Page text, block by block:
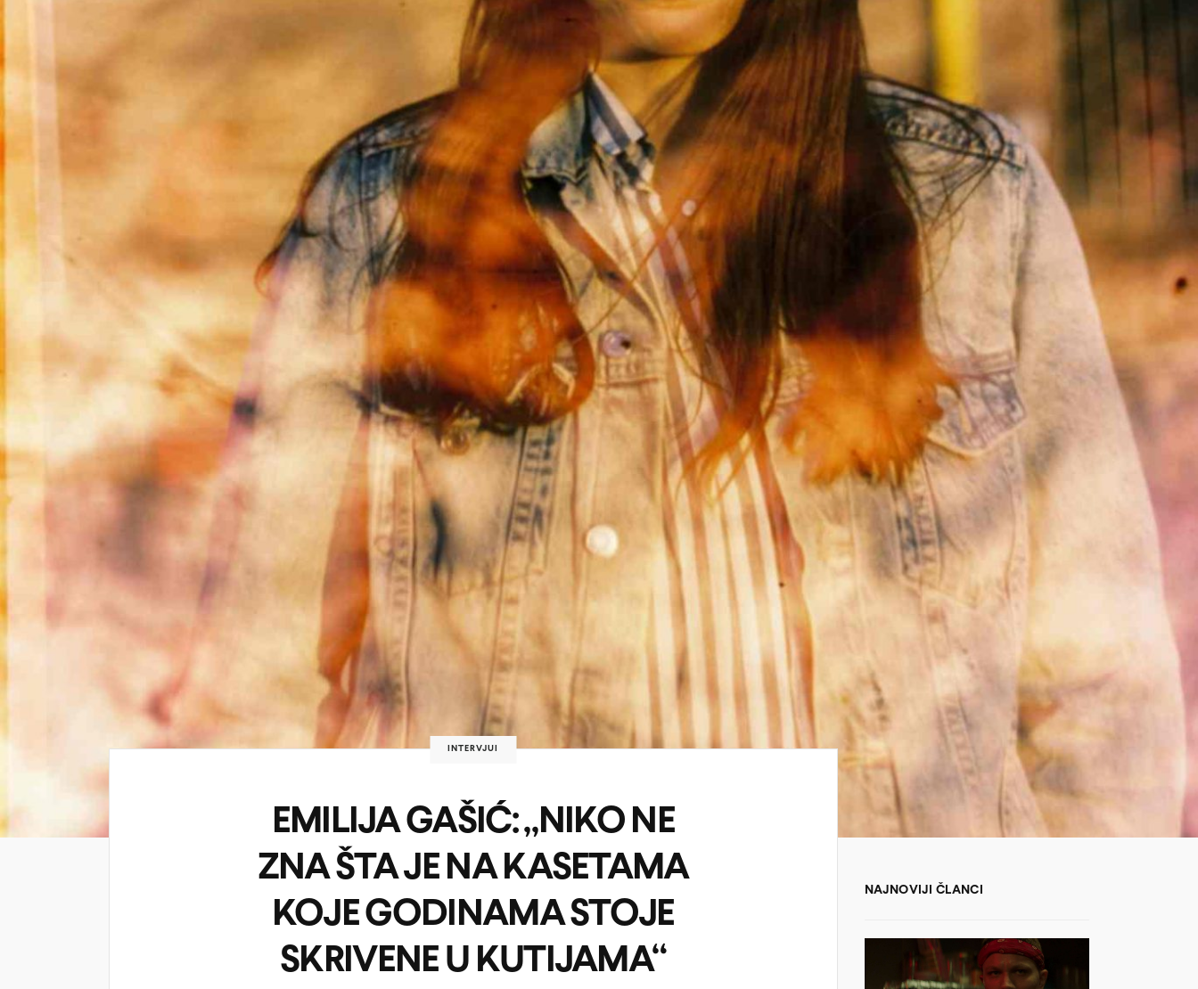
INTERVJUI
EMILIJA GAŠIĆ: „NIKO NE
ZNA ŠTA JE NA KASETAMA
KOJE GODINAMA STOJE
SKRIVENE U KUTIJAMA“
NAJNOVIJI ČLANCI